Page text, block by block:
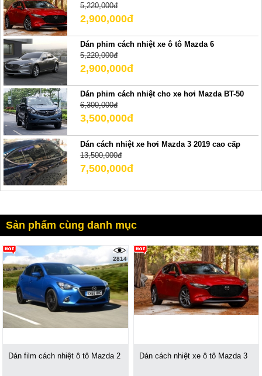
5,220,000đ
2,900,000đ
Dán phim cách nhiệt xe ô tô Mazda 6
5,220,000đ
2,900,000đ
Dán phim cách nhiệt cho xe hơi Mazda BT-50
6,300,000đ
3,500,000đ
Dán cách nhiệt xe hơi Mazda 3 2019 cao cấp
13,500,000đ
7,500,000đ
Sản phẩm cùng danh mục
2814
Dán film cách nhiệt ô tô Mazda 2 Dán cách nhiệt xe ô tô Mazda 3